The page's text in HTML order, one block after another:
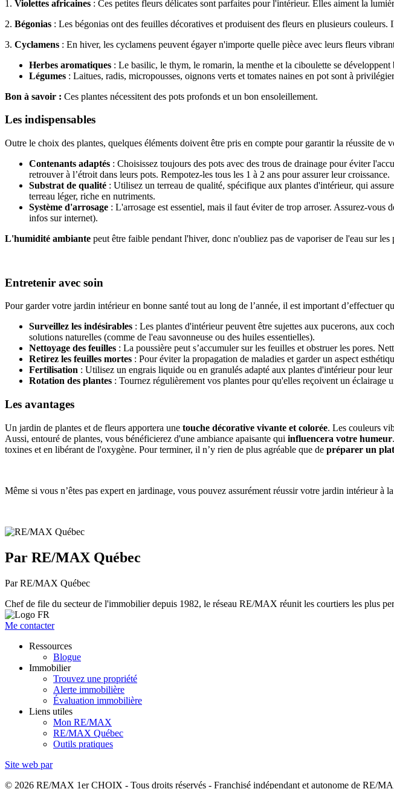
1. Violettes africaines : Ces petites fleurs délicates sont parfaites pour l'intérieur. Elles aiment la
2. Bégonias : Les bégonias ont des feuilles décoratives et produisent des fleurs en plusieurs couleurs.
3. Cyclamens : En hiver, les cyclamens peuvent égayer n'importe quelle pièce avec leurs fleurs
Herbes aromatiques : Le basilic, le thym, le romarin, la menthe et la ciboulette se développent
Légumes : Laitues, radis, micropousses, oignons verts et tomates naines en pot sont à
Bon à savoir : Ces plantes nécessitent des pots profonds et un bon ensoleillement.
Les indispensables
Outre le choix des plantes, quelques éléments doivent être pris en compte pour garantir la réussite de
Contenants adaptés : Choisissez toujours des pots avec des trous de drainage pour éviter
retrouver à l’étroit dans leurs pots. Rempotez-les tous les 1 à 2 ans pour assurer leur croissance.
Substrat de qualité : Utilisez un terreau de qualité, spécifique aux plantes d'intérieur, qui
terreau léger, riche en nutriments.
Système d'arrosage : L'arrosage est essentiel, mais il faut éviter de trop arroser. Assurez-vous
infos sur internet).
L'humidité ambiante peut être faible pendant l'hiver, donc n'oubliez pas de vaporiser de l'eau sur les
Entretenir avec soin
Pour garder votre jardin intérieur en bonne santé tout au long de l’année, il est important d’effectuer
Surveillez les indésirables : Les plantes d'intérieur peuvent être sujettes aux pucerons, aux
solutions naturelles (comme de l'eau savonneuse ou des huiles essentielles).
Nettoyage des feuilles : La poussière peut s’accumuler sur les feuilles et obstruer les pores.
Retirez les feuilles mortes : Pour éviter la propagation de maladies et garder un aspect
Fertilisation : Utilisez un engrais liquide ou en granulés adapté aux plantes d'intérieur pour
Rotation des plantes : Tournez régulièrement vos plantes pour qu'elles reçoivent un éclairage
Les avantages
Un jardin de plantes et de fleurs apportera une touche décorative vivante et colorée. Les couleurs
Aussi, entouré de plantes, vous bénéficierez d'une ambiance apaisante qui influencera votre humeur
toxines et en libérant de l'oxygène. Pour terminer, il n’y rien de plus agréable que de préparer un plat
Même si vous n’êtes pas expert en jardinage, vous pouvez assurément réussir votre jardin intérieur à
Par RE/MAX Québec
Par RE/MAX Québec
Chef de file du secteur de l'immobilier depuis 1982, le réseau RE/MAX réunit les courtiers les plus
Me contacter
Ressources
Blogue
Immobilier
Trouvez une propriété
Alerte immobilière
Évaluation immobilière
Liens utiles
Mon RE/MAX
RE/MAX Québec
Outils pratiques
Site web par
© 2026 RE/MAX 1er CHOIX - Tous droits réservés - Franchisé indépendant et autonome de RE/